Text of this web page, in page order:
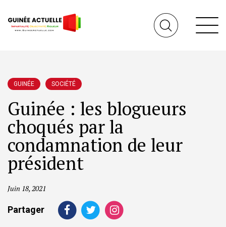
GUINÉE SOCIÉTÉ
Guinée : les blogueurs
choqués par la
condamnation de leur
président
Juin 18, 2021
Partager